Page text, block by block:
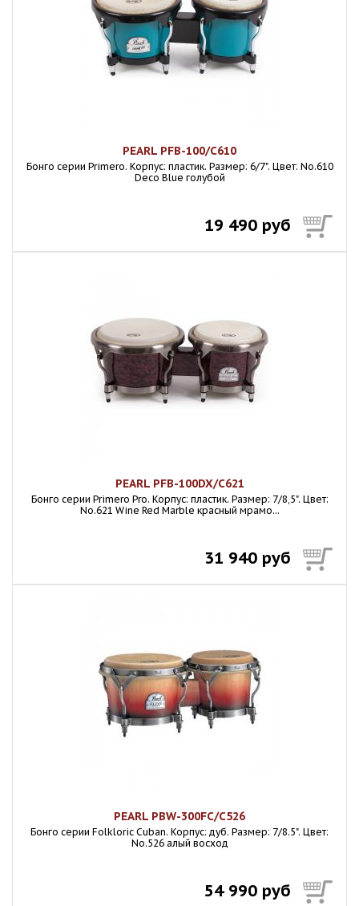
PEARL PFB-100/C610
Бонго серии Primero. Корпус: пластик. Размер: 6/7". Цвет: No.610
Deco Blue голубой
19 490 руб
PEARL PFB-100DX/C621
Бонго серии Primero Pro. Корпус: пластик. Размер: 7/8,5". Цвет:
No.621 Wine Red Marble красный мрамо...
31 940 руб
PEARL PBW-300FC/C526
Бонго серии Folkloric Cuban. Корпус: дуб. Размер: 7/8.5". Цвет:
No.526 алый восход
54 990 руб